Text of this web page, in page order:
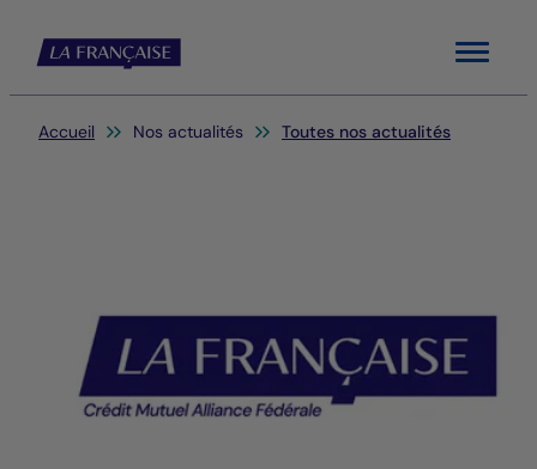
Menu
Vous êtes ici:
Accueil Nos actualités Toutes nos actualités